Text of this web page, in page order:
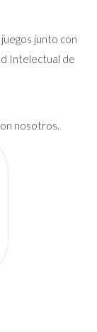
junto con
Intelectual de
nosotros.